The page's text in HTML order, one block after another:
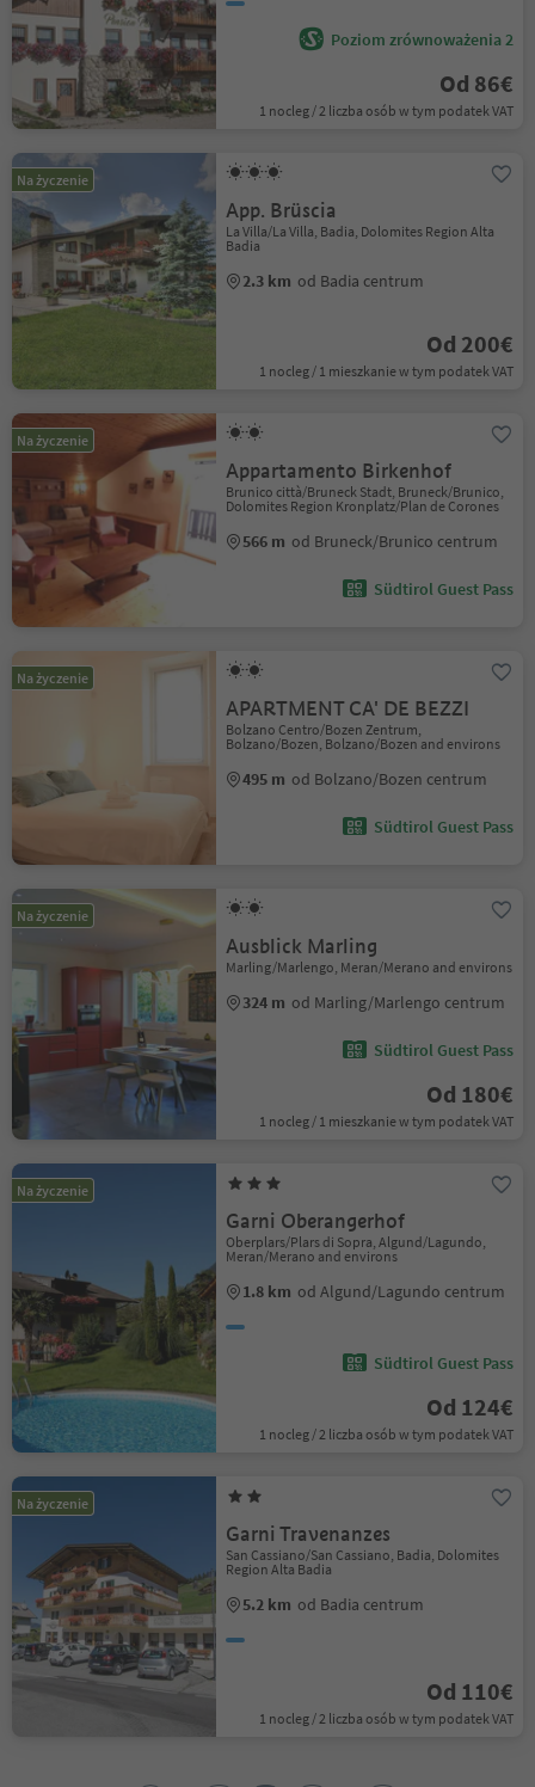
Poziom zrównoważenia 2
Od 86€
1 nocleg / 2 liczba osób w tym podatek VAT
Na życzenie
App. Brüscia
La Villa/La Villa, Badia, Dolomites Region Alta
Badia
2.3 km od Badia centrum
Od 200€
1 nocleg / 1 mieszkanie w tym podatek VAT
Na życzenie
Appartamento Birkenhof
Brunico città/Bruneck Stadt, Bruneck/Brunico,
Dolomites Region Kronplatz/Plan de Corones
566 m od Bruneck/Brunico centrum
Südtirol Guest Pass
Na życzenie
APARTMENT CA' DE BEZZI
Bolzano Centro/Bozen Zentrum,
Bolzano/Bozen, Bolzano/Bozen and environs
495 m od Bolzano/Bozen centrum
Südtirol Guest Pass
Na życzenie
Ausblick Marling
Marling/Marlengo, Meran/Merano and environs
324 m od Marling/Marlengo centrum
Südtirol Guest Pass
Od 180€
1 nocleg / 1 mieszkanie w tym podatek VAT
Na życzenie
Garni Oberangerhof
Oberplars/Plars di Sopra, Algund/Lagundo,
Meran/Merano and environs
1.8 km od Algund/Lagundo centrum
Südtirol Guest Pass
Od 124€
1 nocleg / 2 liczba osób w tym podatek VAT
Na życzenie
Garni Travenanzes
San Cassiano/San Cassiano, Badia, Dolomites
Region Alta Badia
5.2 km od Badia centrum
Od 110€
1 nocleg / 2 liczba osób w tym podatek VAT